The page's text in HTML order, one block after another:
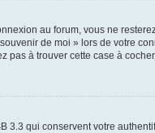
au forum, vous ne
de moi » lors de votre
pas à trouver cette case à
3.3 qui conservent votre